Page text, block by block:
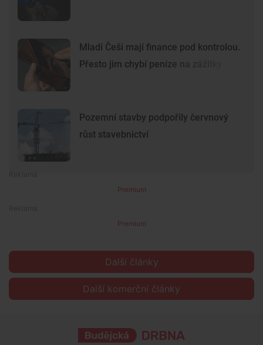
Mladí Češi mají finance pod kontrolou.
Přesto jim chybí peníze na zážitky
Pozemní stavby podpořily červnový
růst stavebnictví
Premium
Premium
Další články
Další komerční články